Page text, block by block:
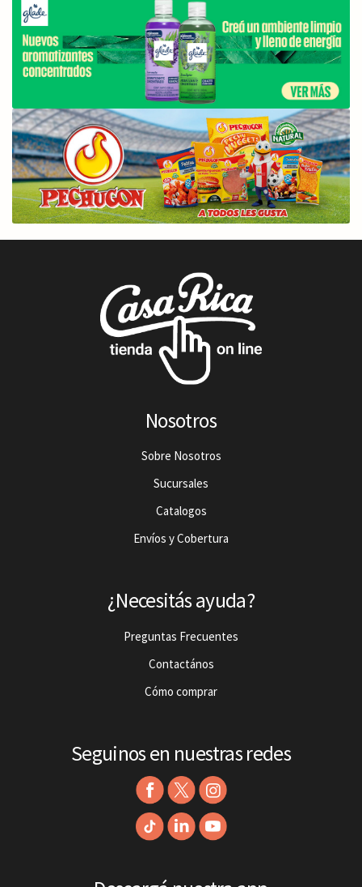
Nosotros
Sobre Nosotros
Sucursales
Catalogos
Envíos y Cobertura
¿Necesitás ayuda?
Preguntas Frecuentes
Contactános
Cómo comprar
Seguinos en nuestras redes